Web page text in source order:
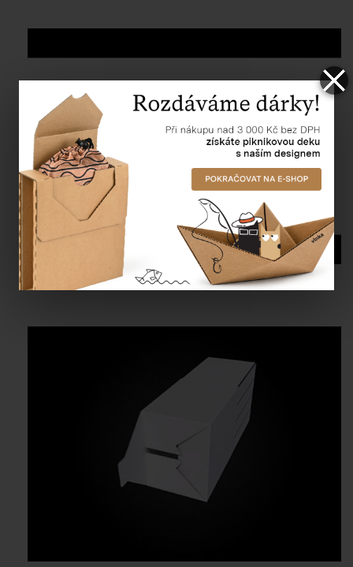
Jak složit papírovou krabici dno + víko?